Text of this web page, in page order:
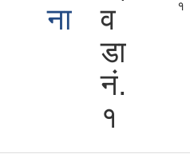
ना
व
डा
नं.
१
१